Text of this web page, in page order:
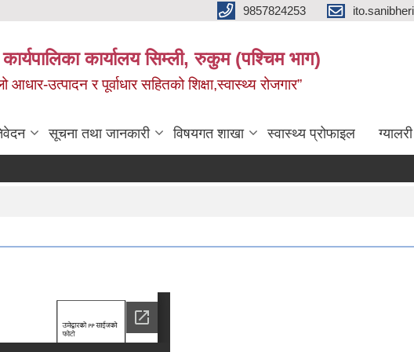
9857824253
कार्यालय सिम्ली, रुकुम (पश्चिम भाग)
उत्पादन र पूर्वाधार सहितको शिक्षा,स्वास्थ्य रोजगार”
सूचना तथा जानकारी विषयगत शाखा स्वास्थ्य प्रोफाइल ग्यालरी